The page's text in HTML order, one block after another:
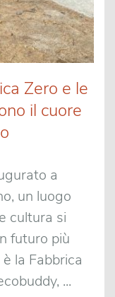
Zero e le
il cuore
a
un luogo
cultura si
futuro più
la Fabbrica
...